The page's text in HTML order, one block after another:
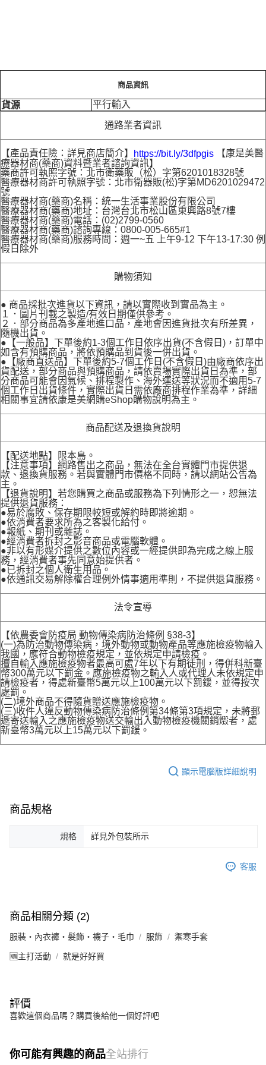
商品資訊
貨源 平行輸入
通路業者資訊
【產品責任險：詳見商店簡介】 https://bit.ly/3dfpgis 【康是美醫
療器材商(藥商)資料暨業者諮詢資訊】
藥商許可執照字號：北市衛藥販（松）字第6201018328號
醫療器材商許可執照字號：北市衛器販(松)字第MD6201029472
號
醫療器材商(藥商)名稱：統一生活事業股份有限公司
醫療器材商(藥商)地址：台灣台北市松山區東興路8號7樓
醫療器材商(藥商)電話：(02)2799-0560
醫療器材商(藥商)諮詢專線：0800-005-665#1
醫療器材商(藥商)服務時間：週一~五 上午9-12 下午13-17:30 例
假日除外
購物須知
● 商品採批次進貨以下資訊，請以實際收到實品為主。
１．圖片刊載之製造/有效日期僅供參考。
２．部分商品為多產地進口品，產地會因進貨批次有所差異，
隨機出貨。
●【一般品】下單後約1-3個工作日依序出貨(不含假日)，訂單中
如含有預購商品，將依預購品到貨後一併出貨。
●【廠商直送品】下單後約5-7個工作日(不含假日)由廠商依序出
貨配送，部分商品與預購商品，請依賣場實際出貨日為準，部
分商品可能會因氣候、排程製作、海外運送等狀況而不適用5-7
個工作日出貨條件，實際出貨日需依廠商排程作業為準，詳細
相關事宜請依康是美網購eShop購物說明為主。
商品配送及退換貨說明
【配送地點】限本島。
【注意事項】網路售出之商品，無法在全台實體門市提供退
款、退換貨服務。若與實體門市價格不同時，請以網站公告為
主。
【退貨說明】若您購買之商品或服務為下列情形之一，恕無法
提供退貨服務：
●易於腐敗、保存期限較短或解約時即將逾期。
●依消費者要求所為之客製化給付。
●報紙、期刊或雜誌。
●經消費者拆封之影音商品或電腦軟體。
●非以有形媒介提供之數位內容或一經提供即為完成之線上服
務，經消費者事先同意始提供者。
●已拆封之個人衛生用品。
●依通訊交易解除權合理例外情事適用準則，不提供退貨服務。
法令宣導
【依農委會防疫局 動物傳染病防治條例 §38-3】
(一)為防治動物傳染病，境外動物或動物產品等應施檢疫物輸入
我國，應符合動物檢疫規定，並依規定申請檢疫。
擅自輸入應施檢疫物者最高可處7年以下有期徒刑，得併科新臺
幣300萬元以下罰金。應施檢疫物之輸入人或代理人未依規定申
請檢疫者，得處新臺幣5萬元以上100萬元以下罰鍰，並得按次
處罰。
(二)境外商品不得隨貨贈送應施檢疫物。
(三)收件人違反動物傳染病防治條例第34條第3項規定，未將郵
遞寄送輸入之應施檢疫物送交輸出入動物檢疫機關銷燬者，處
新臺幣3萬元以上15萬元以下罰鍰。
顯示電腦版詳細說明
商品規格
規格 詳見外包裝所示
客服
商品相關分類 (2)
服裝・內衣褲・髮飾・襪子・毛巾 服飾 禦寒手套
🆕主打活動 就是好好買
評價
喜歡這個商品嗎？購買後給他一個好評吧
你可能有興趣的商品全站排行